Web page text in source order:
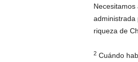
administrada
riqueza de
2Cuándo